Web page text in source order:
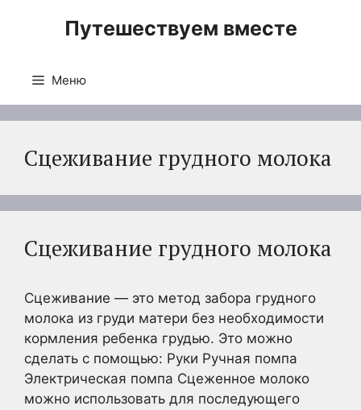
Путешествуем вместе
Меню
Сцеживание грудного молока
Сцеживание грудного молока
Сцеживание — это метод забора грудного
молока из груди матери без необходимости
кормления ребенка грудью. Это можно
сделать с помощью: Руки Ручная помпа
Электрическая помпа Сцеженное молоко
можно использовать для последующего